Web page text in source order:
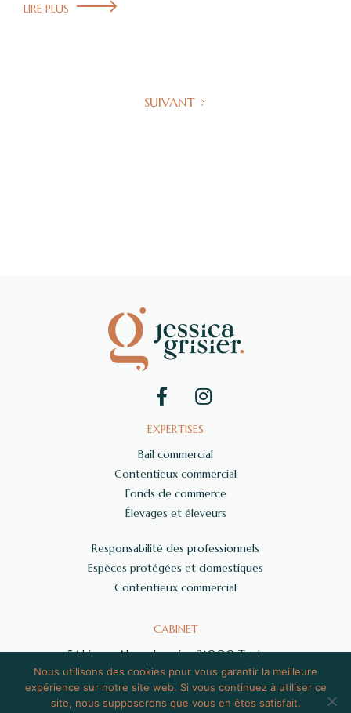
LIRE PLUS
SUIVANT
EXPERTISES
Bail commercial
Contentieux commercial
Fonds de commerce
Élevages et éleveurs
Responsabilité des professionnels
Espèces protégées et domestiques
Contentieux commercial
CABINET
54 bis rue Alsace Lorraine 31000 Toulouse
06 59 71 34 72
contact@grisier-avocat.fr
Nous utilisons des cookies pour vous garantir la meilleure
expérience sur notre site web. Si vous continuez à utiliser ce
site, nous supposerons que vous en êtes satisfait.